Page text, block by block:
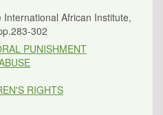
African Institute,
302
PUNISHMENT
RIGHTS